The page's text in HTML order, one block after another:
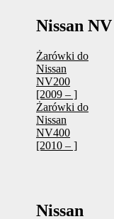
Nissan NV
Żarówki do
Nissan
NV200
[2009 – ]
Żarówki do
Nissan
NV400
[2010 – ]
Nissan